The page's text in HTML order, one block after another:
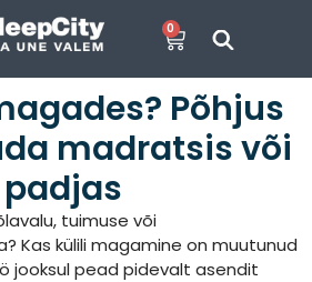
0
Põhjus
madratsis või
padjas
tuimuse või
Kas külili magamine on muutunud
jooksul pead pidevalt asendit